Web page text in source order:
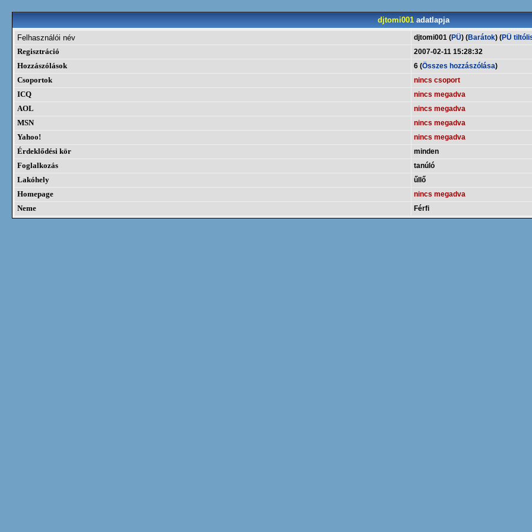
djtomi001adatlapja
Felhasználói név
djtomi001 (PÜ) (Barátok) (PÜ
Regisztráció
2007-02-11 15:28:32
Hozzászólások
6 (Összes hozzászólása)
Csoportok
nincs csoport
ICQ
nincs megadva
AOL
nincs megadva
MSN
nincs megadva
Yahoo!
nincs megadva
Érdeklődési kör
minden
Foglalkozás
tanúló
Lakóhely
űllő
Homepage
nincs megadva
Neme
Férfi